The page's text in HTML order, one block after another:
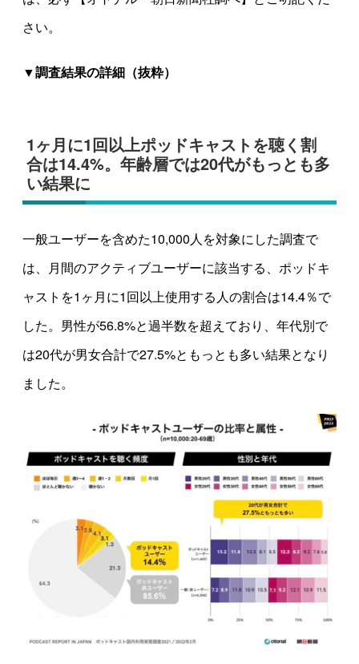
さい。
▼調査結果の詳細（抜粋）
1ヶ月に1回以上ポッドキャストを聴く割
合は14.4%。年齢層では20代がもっとも多
い結果に
一般ユーザーを含めた10,000人を対象にした調査で
は、月間のアクティブユーザーに該当する、ポッドキ
ャストを1ヶ月に1回以上使用する人の割合は14.4％で
した。男性が56.8%と過半数を超えており、年代別で
は20代が男女合計で27.5%ともっとも多い結果となり
ました。